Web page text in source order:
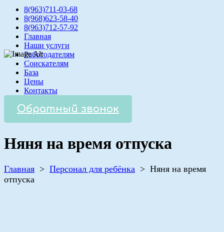
8(963)711-03-68
8(968)623-58-40
8(963)712-57-92
Главная
Наши услуги
Работодателям
Соискателям
База
Цены
Контакты
Обратный звонок
Няня на время отпуска
Главная > Персонал для ребёнка > Няня на время
отпуска